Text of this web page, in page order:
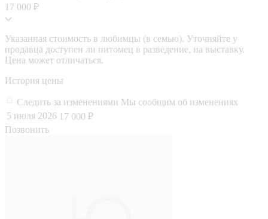
17 000 ₽
Указанная стоимость в любимцы (в семью). Уточняйте у
продавца доступен ли питомец в разведение, на выставку.
Цена может отличаться.
История цены
Следить за изменениями Мы сообщим об изменениях
5 июля 2026 17 000 ₽
Позвонить